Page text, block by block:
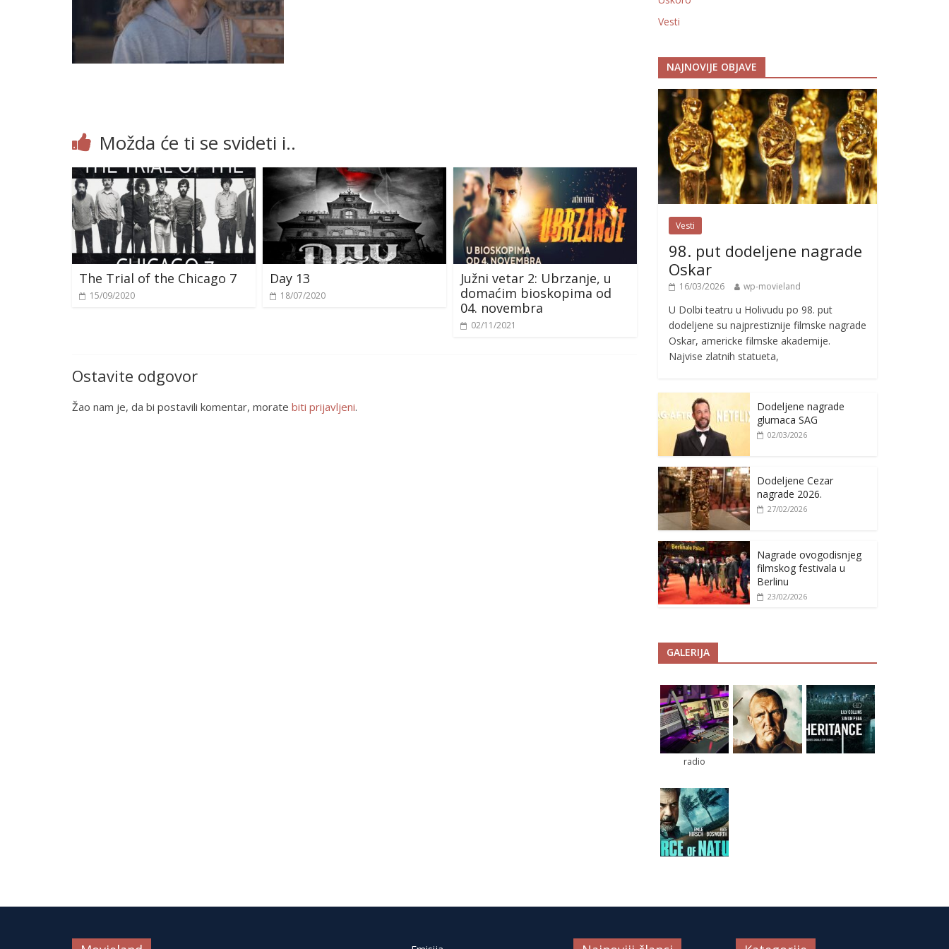
Možda će ti se svideti i..
The Trial of the Chicago 7
15/09/2020
Day 13
18/07/2020
Južni vetar 2: Ubrzanje, u
domaćim bioskopima od
04. novembra
02/11/2021
Ostavite odgovor
Žao nam je, da bi postavili komentar, morate biti prijavljeni.
Vesti
NAJNOVIJE OBJAVE
Vesti
98. put dodeljene nagrade
Oskar
16/03/2026 wp-movieland
U Dolbi teatru u Holivudu po 98. put
dodeljene su najprestiznije filmske nagrade
Oskar, americke filmske akademije.
Najvise zlatnih statueta,
Dodeljene nagrade
glumaca SAG
02/03/2026
Dodeljene Cezar
nagrade 2026.
27/02/2026
Nagrade ovogodisnjeg
filmskog festivala u
Berlinu
23/02/2026
GALERIJA
radio